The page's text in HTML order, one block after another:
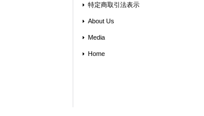
特定商取引法表示
About Us
Media
Home